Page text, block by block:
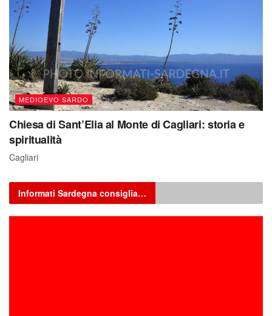
MEDIOEVO SARDO
Chiesa di Sant’Elia al Monte di Cagliari: storia e
spiritualità
Cagliari
Informati Sardegna consiglia…